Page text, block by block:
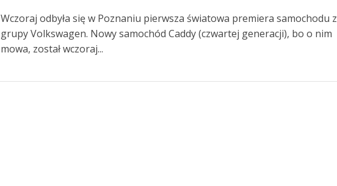
Wczoraj odbyła się w Poznaniu pierwsza światowa premiera samochodu z
grupy Volkswagen. Nowy samochód Caddy (czwartej generacji), bo o nim
mowa, został wczoraj...